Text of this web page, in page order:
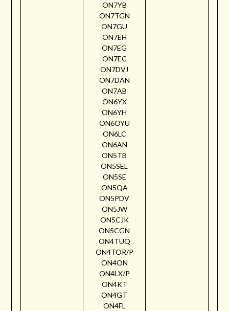
ON7YB
ON7TGN
ON7GU
ON7EH
ON7EG
ON7EC
ON7DVJ
ON7DAN
ON7AB
ON6YX
ON6YH
ON6OYU
ON6LC
ON6AN
ON5TB
ON5SEL
ON5SE
ON5QA
ON5PDV
ON5JW
ON5CJK
ON5CGN
ON4TUQ
ON4TOR/P
ON4ON
ON4LX/P
ON4KT
ON4GT
ON4FL